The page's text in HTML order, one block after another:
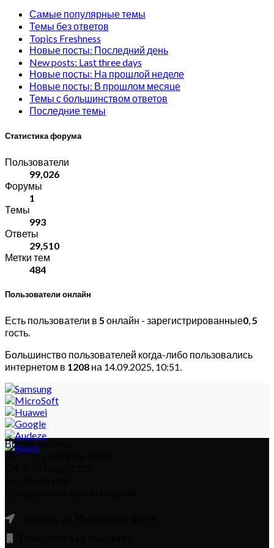
Самые популярные темы
Темы без ответов
Topics Freshness
Новые посты: Последний день
New posts: Last three days
Новые посты: На прошлой неделе
Новые посты: В прошлом месяце
Темы с большинством ответов
Последние темы
Статистика форума
Пользователи
99,026
Форумы
1
Темы
993
Ответы
29,510
Метки тем
484
Пользователи онлайн
Есть пользователи в 5 онлайн - зарегистрированные0,5
гость.
Большинство пользователей когда-либо пользовались
интернетом в 1208 на 14.09.2025, 10:51.
Время работы:
Пн – Пт: с 10:00 до 20:00